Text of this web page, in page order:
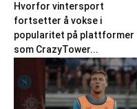
Hvorfor vintersport
fortsetter å vokse i
popularitet på plattformer
som CrazyTower...